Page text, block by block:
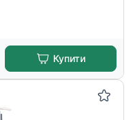
Купити